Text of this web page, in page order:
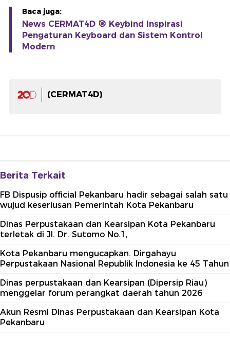
Baca juga:
News CERMAT4D 🎯 Keybind Inspirasi
Pengaturan Keyboard dan Sistem Kontrol
Modern
(CERMAT4D)
Berita Terkait
FB Dispusip official Pekanbaru hadir sebagai salah satu
wujud keseriusan Pemerintah Kota Pekanbaru
Dinas Perpustakaan dan Kearsipan Kota Pekanbaru
terletak di Jl. Dr. Sutomo No.1,
Kota Pekanbaru mengucapkan. Dirgahayu
Perpustakaan Nasional Republik Indonesia ke 45 Tahun
Dinas perpustakaan dan Kearsipan (Dipersip Riau)
menggelar forum perangkat daerah tahun 2026
Akun Resmi Dinas Perpustakaan dan Kearsipan Kota
Pekanbaru